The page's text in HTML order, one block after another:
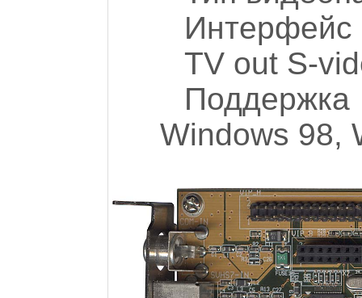
Интерфейс
TV out S-
Windows 98,